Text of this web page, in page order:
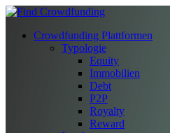
Crowdfunding Plattformen
Typologie
Equity
Immobilien
Debt
P2P
Royalty
Reward